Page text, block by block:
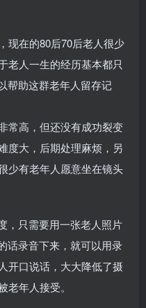
现在的80后70后老人很少
老人一生的经历基本都只
帮助这群老年人留存记
常高，但还没有成功裂变
度大，后期处理麻烦，另
少有老年人愿意坐在镜头
，只需要用一张老人照片
话录音下来，就可以用录
开口说话，大大降低了摄
年人接受。